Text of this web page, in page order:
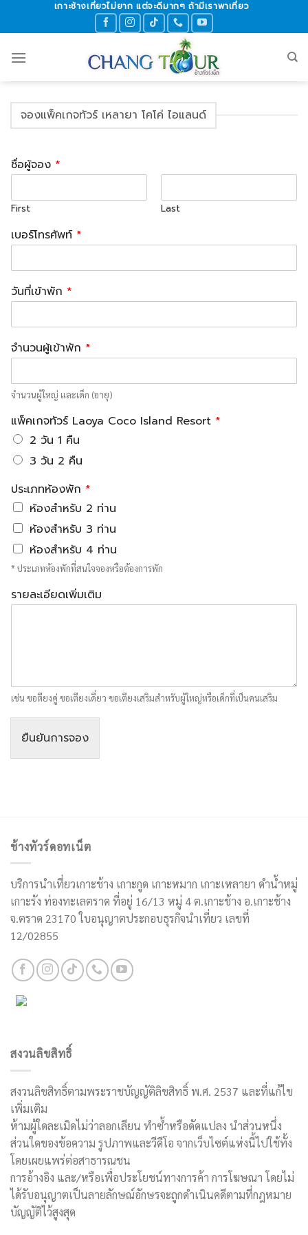
เกาะช้างเที่ยวไม่ยาก แต่จะดีมากๆ ถ้ามีเราพาเที่ยว
จองแพ็คเกจทัวร์ เหลายา โคโค่ ไอแลนด์
ชื่อผู้จอง *
First Last
เบอร์โทรศัพท์ *
วันที่เข้าพัก *
จำนวนผู้เข้าพัก *
จำนวนผู้ใหญ่ และเด็ก (อายุ)
แพ็คเกจทัวร์ Laoya Coco Island Resort *
2 วัน 1 คืน
3 วัน 2 คืน
ประเภทห้องพัก *
ห้องสำหรับ 2 ท่าน
ห้องสำหรับ 3 ท่าน
ห้องสำหรับ 4 ท่าน
* ประเภทห้องพักที่สนใจจองหรือต้องการพัก
รายละเอียดเพิ่มเติม
เช่น ขอตียงคู่ ขอเตียงเดี่ยว ขอเตียงเสริมสำหรับผู้ใหญ่หรือเด็กที่เป็นคนเสริม
ยืนยันการจอง
ช้างทัวร์ดอทเน็ต
บริการนำเที่ยวเกาะช้าง เกาะกูด เกาะหมาก เกาะเหลายา ดำน้ำหมู่
เกาะรัง ท่องทะเลตราด ที่อยู่ 16/13 หมู่ 4 ต.เกาะช้าง อ.เกาะช้าง
จ.ตราด 23170 ใบอนุญาตประกอบธุรกิจนำเที่ยว เลขที่
12/02855
สงวนลิขสิทธิ์
สงวนลิขสิทธิ์ตามพระราชบัญญัติลิขสิทธิ์ พ.ศ. 2537 และที่แก้ไข
เพิ่มเติม
ห้ามผู้ใดละเมิดไม่ว่าลอกเลียน ทำซ้ำหรือดัดแปลง นำส่วนหนึ่ง
ส่วนใดของข้อความ รูปภาพและวีดีโอ จากเว็บไซต์แห่งนี้ไปใช้ทั้ง
โดยเผยแพร่ต่อสาธารณชน
การอ้างอิง และ/หรือเพื่อประโยชน์ทางการค้า การโฆษณา โดยไม่
ได้รับอนุญาตเป็นลายลักษณ์อักษรจะถูกดำเนินคดีตามที่กฎหมาย
บัญญัติไว้สูงสุด